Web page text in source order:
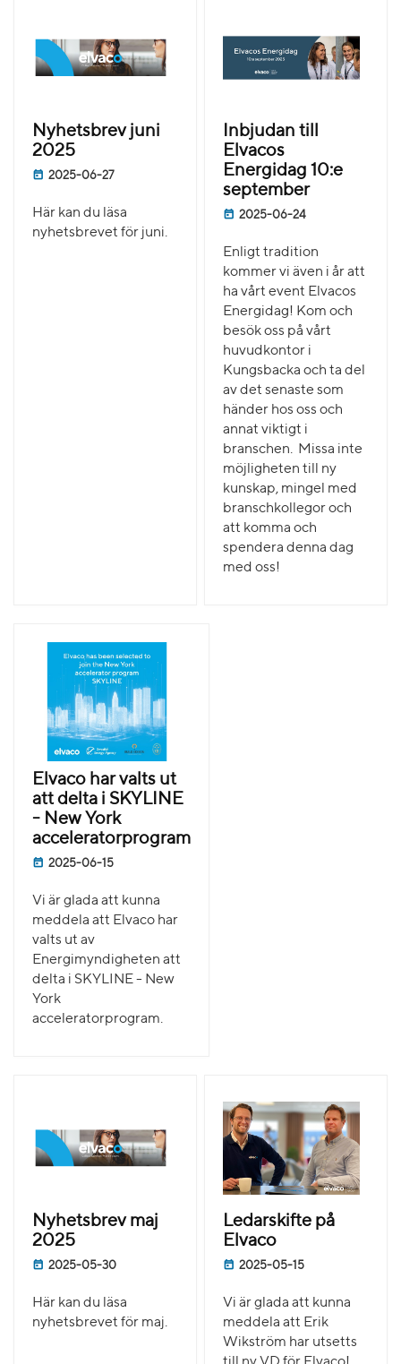
Nyhetsbrev juni
2025
2025-06-27
Här kan du läsa
nyhetsbrevet för juni.
Inbjudan till
Elvacos
Energidag 10:e
september
2025-06-24
Enligt tradition
kommer vi även i år att
ha vårt event Elvacos
Energidag! Kom och
besök oss på vårt
huvudkontor i
Kungsbacka och ta del
av det senaste som
händer hos oss och
annat viktigt i
branschen. Missa inte
möjligheten till ny
kunskap, mingel med
branschkollegor och
att komma och
spendera denna dag
med oss!
Elvaco har valts ut
att delta i SKYLINE
- New York
acceleratorprogram
2025-06-15
Vi är glada att kunna
meddela att Elvaco har
valts ut av
Energimyndigheten att
delta i SKYLINE - New
York
acceleratorprogram.
Nyhetsbrev maj
2025
2025-05-30
Här kan du läsa
nyhetsbrevet för maj.
Ledarskifte på
Elvaco
2025-05-15
Vi är glada att kunna
meddela att Erik
Wikström har utsetts